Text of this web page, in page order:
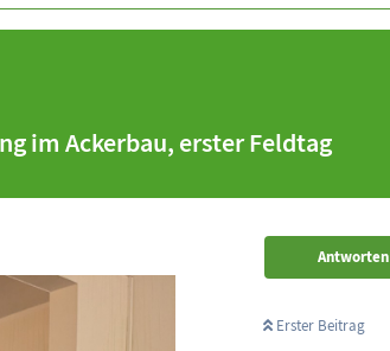
im Ackerbau, erster Feldtag
Antworten
Erster Beitrag